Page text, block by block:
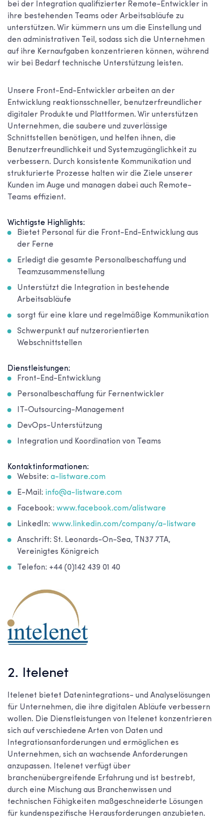
bei der Integration qualifizierter Remote-Entwickler in
ihre bestehenden Teams oder Arbeitsabläufe zu
unterstützen. Wir kümmern uns um die Einstellung und
den administrativen Teil, sodass sich die Unternehmen
auf ihre Kernaufgaben konzentrieren können, während
wir bei Bedarf technische Unterstützung leisten.
Unsere Front-End-Entwickler arbeiten an der
Entwicklung reaktionsschneller, benutzerfreundlicher
digitaler Produkte und Plattformen. Wir unterstützen
Unternehmen, die saubere und zuverlässige
Schnittstellen benötigen, und helfen ihnen, die
Benutzerfreundlichkeit und Systemzugänglichkeit zu
verbessern. Durch konsistente Kommunikation und
strukturierte Prozesse halten wir die Ziele unserer
Kunden im Auge und managen dabei auch Remote-
Teams effizient.
Wichtigste Highlights:
Bietet Personal für die Front-End-Entwicklung aus
der Ferne
Erledigt die gesamte Personalbeschaffung und
Teamzusammenstellung
Unterstützt die Integration in bestehende
Arbeitsabläufe
sorgt für eine klare und regelmäßige Kommunikation
Schwerpunkt auf nutzerorientierten
Webschnittstellen
Dienstleistungen:
Front-End-Entwicklung
Personalbeschaffung für Fernentwickler
IT-Outsourcing-Management
DevOps-Unterstützung
Integration und Koordination von Teams
Kontaktinformationen:
Website: a-listware.com
E-Mail: info@a-listware.com
Facebook: www.facebook.com/alistware
LinkedIn: www.linkedin.com/company/a-listware
Anschrift: St. Leonards-On-Sea, TN37 7TA,
Vereinigtes Königreich
Telefon: +44 (0)142 439 01 40
2. Itelenet
Itelenet bietet Datenintegrations- und Analyselösungen
für Unternehmen, die ihre digitalen Abläufe verbessern
wollen. Die Dienstleistungen von Itelenet konzentrieren
sich auf verschiedene Arten von Daten und
Integrationsanforderungen und ermöglichen es
Unternehmen, sich an wachsende Anforderungen
anzupassen. Itelenet verfügt über
branchenübergreifende Erfahrung und ist bestrebt,
durch eine Mischung aus Branchenwissen und
technischen Fähigkeiten maßgeschneiderte Lösungen
für kundenspezifische Herausforderungen anzubieten.